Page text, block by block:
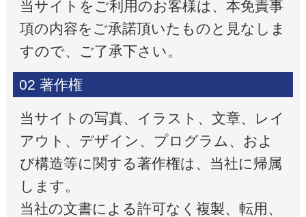
当サイトをご利用のお客様は、本免責事
項の内容をご承諾頂いたものと見なしま
すので、ご了承下さい。
02 著作権
当サイトの写真、イラスト、文章、レイ
アウト、デザイン、プログラム、およ
び構造等に関する著作権は、当社に帰属
します。
当社の文書による許可なく複製、転用、